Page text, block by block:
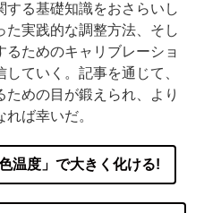
る基礎知識をおさらいし
た実践的な調整方法、そし
ためのキャリブレーショ
ていく。記事を通じて、
めの目が鍛えられ、より
ば幸いだ。
温度」で大きく化ける!